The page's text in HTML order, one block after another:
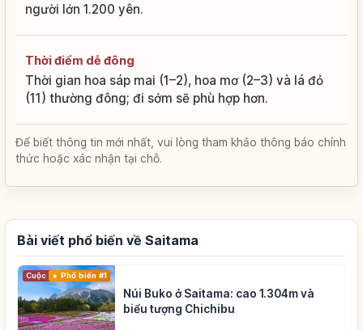
người lớn 1.200 yên.
Thời điểm dễ đông
Thời gian hoa sáp mai (1–2), hoa mơ (2–3) và lá đỏ
(11) thường đông; đi sớm sẽ phù hợp hơn.
Để biết thông tin mới nhất, vui lòng tham khảo thông báo chính
thức hoặc xác nhận tại chỗ.
Bài viết phổ biến về Saitama
Cuộc sốngPhổ biến #1
Núi Buko ở Saitama: cao 1.304m và
biểu tượng Chichibu